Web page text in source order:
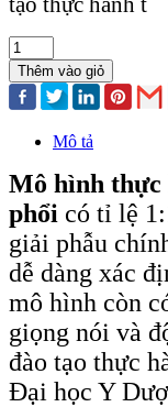
Thêm vào giỏ
Mô tả
Mô hình thực
phổi có tỉ lệ
giải phẫu
dễ dàng xác
mô hình còn
giọng nói và
đào tạo thực
Đại học Y